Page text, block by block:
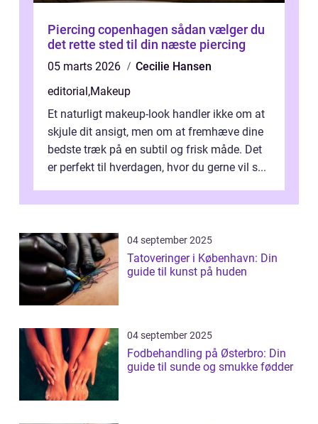
Piercing copenhagen sådan vælger du
det rette sted til din næste piercing
05 marts 2026
Cecilie Hansen
editorial ,Makeup
Et naturligt makeup-look handler ikke om at
skjule dit ansigt, men om at fremhæve dine
bedste træk på en subtil og frisk måde. Det
er perfekt til hverdagen, hvor du gerne vil s...
04 september 2025
Tatoveringer i København: Din
guide til kunst på huden
04 september 2025
Fodbehandling på Østerbro: Din
guide til sunde og smukke fødder